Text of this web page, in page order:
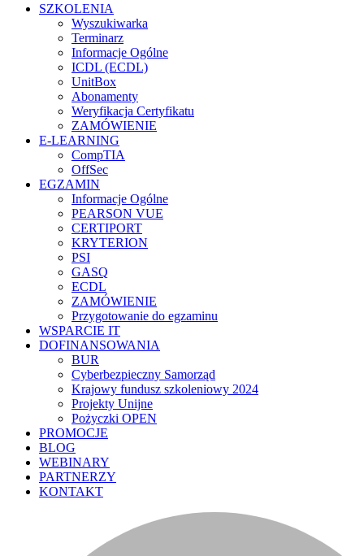
SZKOLENIA
Wyszukiwarka
Terminarz
Informacje Ogólne
ICDL (ECDL)
UnitBox
Abonamenty
Weryfikacja Certyfikatu
ZAMÓWIENIE
E-LEARNING
CompTIA
OffSec
EGZAMIN
Informacje Ogólne
PEARSON VUE
CERTIPORT
KRYTERION
PSI
GASQ
ECDL
ZAMÓWIENIE
Przygotowanie do egzaminu
WSPARCIE IT
DOFINANSOWANIA
BUR
Cyberbezpieczny Samorząd
Krajowy fundusz szkoleniowy 2024
Projekty Unijne
Pożyczki OPEN
PROMOCJE
BLOG
WEBINARY
PARTNERZY
KONTAKT